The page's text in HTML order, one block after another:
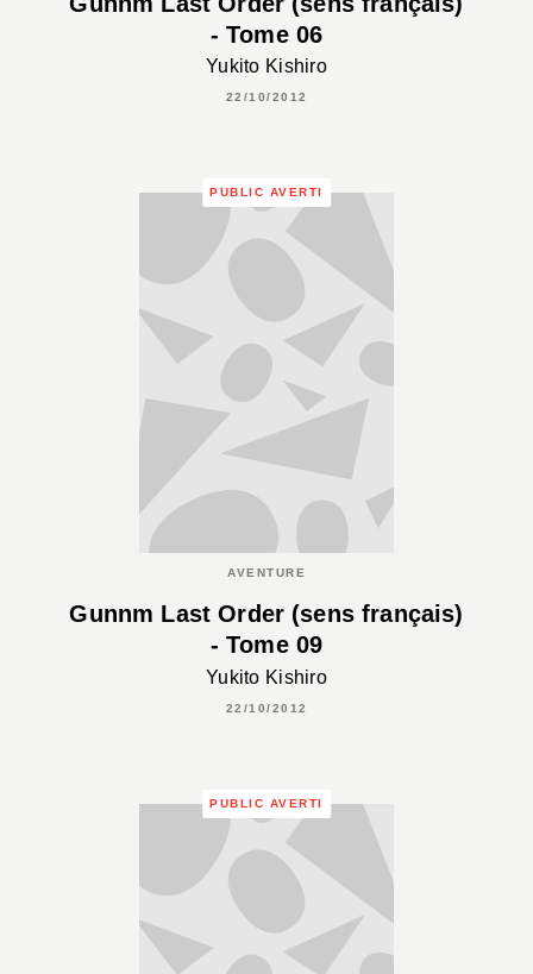
- Tome 06
Yukito Kishiro
22/10/2012
PUBLIC AVERTI
AVENTURE
Gunnm Last Order (sens français)
- Tome 09
Yukito Kishiro
22/10/2012
PUBLIC AVERTI